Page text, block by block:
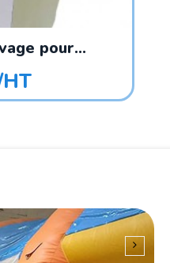
pour...